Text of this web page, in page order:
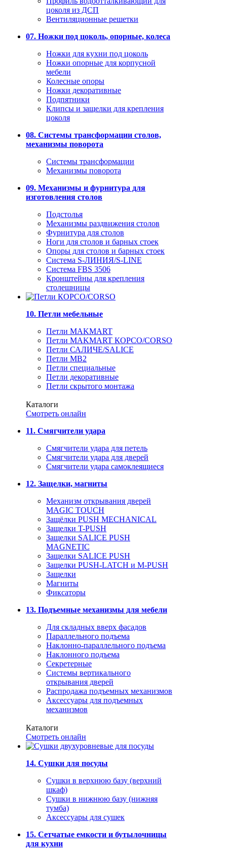
цоколя из ДСП
Вентиляционные решетки
07. Ножки под цоколь, опорные, колеса
Ножки для кухни под цоколь
Ножки опорные для корпусной
мебели
Колесные опоры
Ножки декоративные
Подпятники
Клипсы и защелки для крепления
цоколя
08. Системы трансформации столов,
механизмы поворота
Системы трансформации
Механизмы поворота
09. Механизмы и фурнитура для
изготовления столов
Подстолья
Механизмы раздвижения столов
Фурнитура для столов
Ноги для столов и барных стоек
Опоры для столов и барных стоек
Система S-ЛИНИЯ/S-LINE
Система FBS 3506
Кронштейны для крепления
столешницы
10. Петли мебельные
Петли MAKMART
Петли MAKMART КОРСО/CORSO
Петли САЛИЧЕ/SALICE
Петли MB2
Петли специальные
Петли декоративные
Петли скрытого монтажа
Каталоги
Смотреть онлайн
11. Смягчители удара
Смягчители удара для петель
Смягчители удара для дверей
Cмягчители удара самоклеящиеся
12. Защелки, магниты
Механизм открывания дверей
MAGIC TOUCH
Защёлки PUSH MECHANICAL
Защелки T-PUSH
Защелки SALICE PUSH
MAGNETIC
Защелки SALICE PUSH
Защелки PUSH-LATCH и M-PUSH
Защелки
Магниты
Фиксаторы
13. Подъемные механизмы для мебели
Для складных вверх фасадов
Параллельного подъема
Наклонно-параллельного подъема
Наклонного подъема
Секретерные
Системы вертикального
открывания дверей
Распродажа подъемных механизмов
Аксессуары для подъемных
механизмов
Каталоги
Смотреть онлайн
14. Сушки для посуды
Сушки в верхнюю базу (верхний
шкаф)
Сушки в нижнюю базу (нижняя
тумба)
Аксессуары для сушек
15. Сетчатые емкости и бутылочницы
для кухни